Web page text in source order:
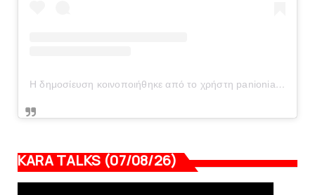
Η δημοσίευση κοινοποιήθηκε από το χρήστη panionianea.gr (@panionianea.gr)
KARA TALKS (07/08/26)